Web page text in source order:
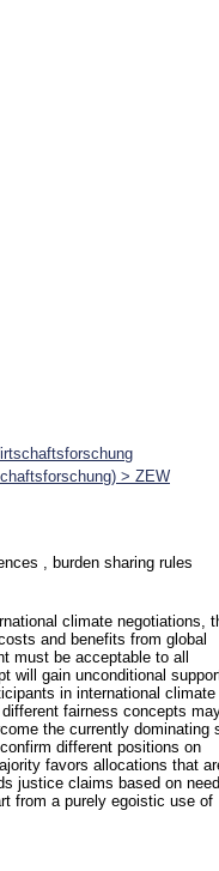
> ZEW
, burden sharing rules
climate negotiations,
and benefits from global
must be acceptable to all
will gain unconditional
in international climate
fairness concepts
the currently dominating
different positions on
favors allocations that
justice claims based on
from a purely egoistic use of